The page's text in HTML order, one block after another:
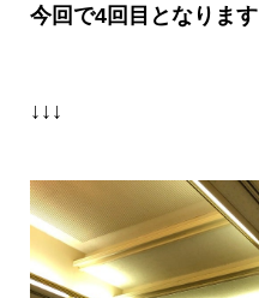
今回で4回目となります
↓↓↓